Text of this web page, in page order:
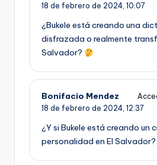
18 de febrero de 2024, 10:07
¿Bukele está creando una
disfrazada o realmente
Salvador?
Bonifacio Mendez
18 de febrero de 2024, 12:37
¿Y si Bukele está creando un
personalidad en El Salvador?